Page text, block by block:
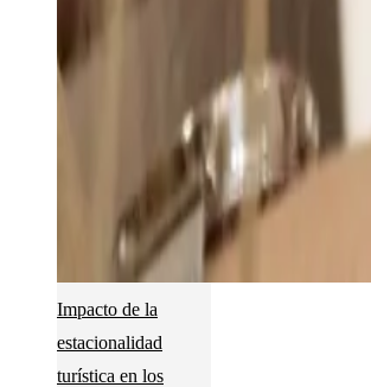
Impacto de la
estacionalidad
turística en los